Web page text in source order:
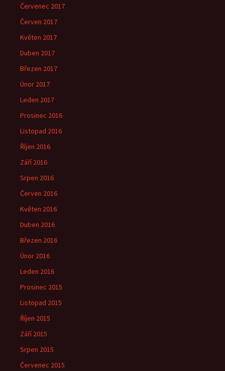
Červenec 2017
Červen 2017
Květen 2017
Duben 2017
Březen 2017
Únor 2017
Leden 2017
Prosinec 2016
Listopad 2016
Říjen 2016
Září 2016
Srpen 2016
Červen 2016
Květen 2016
Duben 2016
Březen 2016
Únor 2016
Leden 2016
Prosinec 2015
Listopad 2015
Říjen 2015
Září 2015
Srpen 2015
Červenec 2015